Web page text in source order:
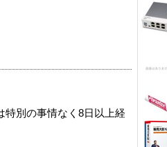
特別の事情なく8日以上経